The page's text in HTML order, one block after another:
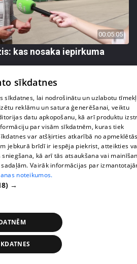
00:05:05
kas nosaka iepirkuma
dārgākas, bet uzpirkšanas
sīkdatnes
sīkdatnes, lai nodrošinātu un uzlabotu
reklāmu un satura ģenerēšanai, veiktu
datu apkopošanu, kā arī produktu
par visām sīkdatnēm, kuras tiek
var atšķirties atkarībā no
jebkurā brīdī ir iespēja piekrist, atteikties
kā arī tās atsaukšana vai
Vairāk informācijas par
noteikumos.
→